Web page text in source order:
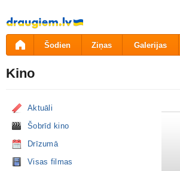
Pāriet
uz
saturu
Šodien Ziņas Galerijas
Kino
Aktuāli
Šobrīd kino
Drīzumā
Visas filmas